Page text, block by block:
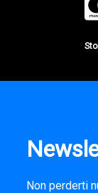
Non perderti